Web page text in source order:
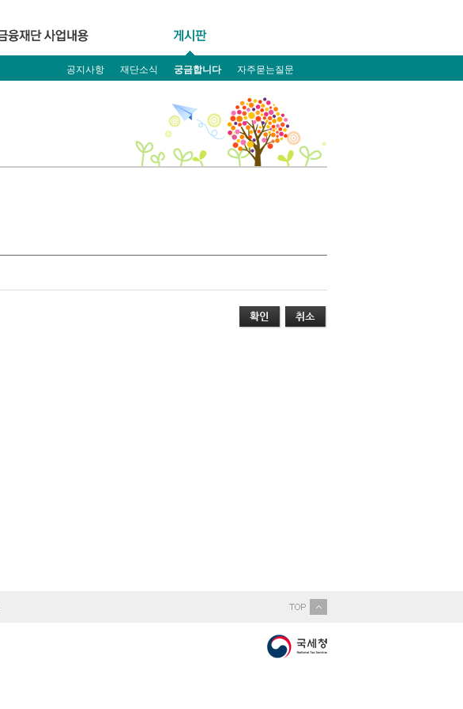
공지사항 재단소식 궁금합니다 자주묻는질문